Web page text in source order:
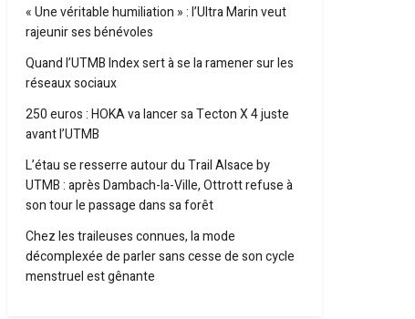
« Une véritable humiliation » : l’Ultra Marin veut
rajeunir ses bénévoles
Quand l’UTMB Index sert à se la ramener sur les
réseaux sociaux
250 euros : HOKA va lancer sa Tecton X 4 juste
avant l’UTMB
L’étau se resserre autour du Trail Alsace by
UTMB : après Dambach-la-Ville, Ottrott refuse à
son tour le passage dans sa forêt
Chez les traileuses connues, la mode
décomplexée de parler sans cesse de son cycle
menstruel est gênante